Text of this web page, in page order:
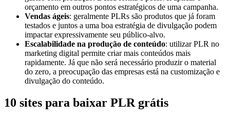
orçamento em outros pontos estratégicos de uma campanha.
Vendas ágeis: geralmente PLRs são produtos que já foram
testados e juntos a uma boa estratégia de divulgação podem
impactar expressivamente seu público-alvo.
Escalabilidade na produção de conteúdo: utilizar PLR no
marketing digital permite criar mais conteúdos mais
rapidamente. Já que não será necessário produzir o material
do zero, a preocupação das empresas está na customização e
divulgação do conteúdo.
10 sites para baixar PLR grátis